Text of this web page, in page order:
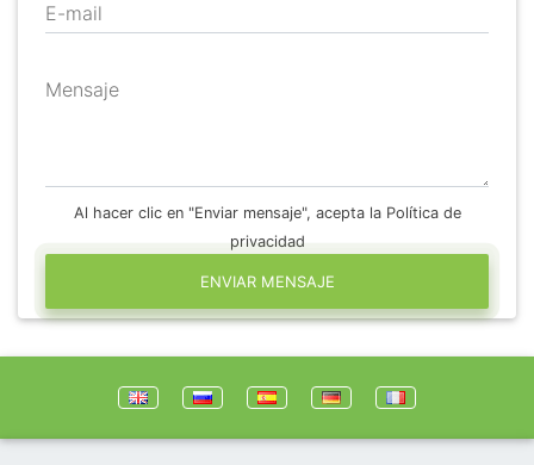
E-mail
Mensaje
Al hacer clic en "Enviar mensaje", acepta la Política de
privacidad
ENVIAR MENSAJE